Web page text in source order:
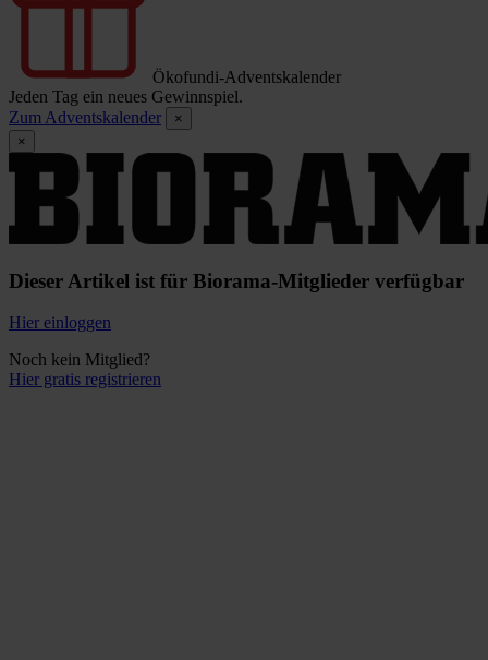
Ökofundi-Adventskalender
Jeden Tag ein neues Gewinnspiel.
Zum Adventskalender
×
×
Dieser Artikel ist für Biorama-Mitglieder verfügbar
Hier einloggen
Noch kein Mitglied?
Hier gratis registrieren